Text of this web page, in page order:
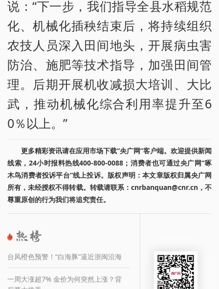
说：“下一步，我们指导全县水稻规范
化、机械化插秧结束后，将持续组织
农技人员深入田间地头，开展病虫害
防治、施肥等技术指导，加强田间管
理。后期开展机收减损大培训、大比
武，推动机械化综合利用率提升至6
0％以上。”
更多精彩资讯请在应用市场下载“央广网”客户端。欢迎提供新闻
线索，24小时报料热线400-800-0088；消费者也可通过央广网“啄
木鸟消费者投诉平台”线上投诉。版权声明：本文章版权归属央广网
所有，未经授权不得转载。转载请联系：cnrbanquan@cnr.cn，不
尊重原创的行为我们将追究责任。
台风橙色预警！“白海豚”逼近浙闽沿海
一周大涨超7% 金价为何突然上涨？背